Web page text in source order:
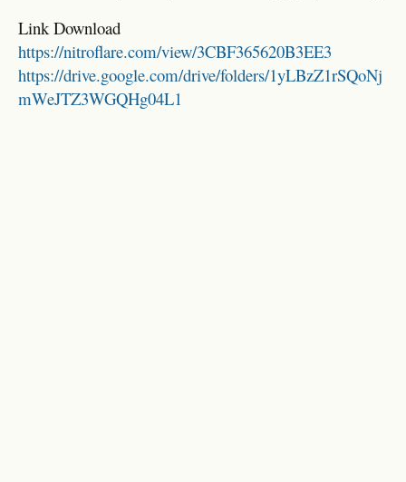
Link Download
https://nitroflare.com/view/3CBF365620B3EE3
https://drive.google.com/drive/folders/1yLBzZ1rSQoNj
mWeJTZ3WGQHg04L1